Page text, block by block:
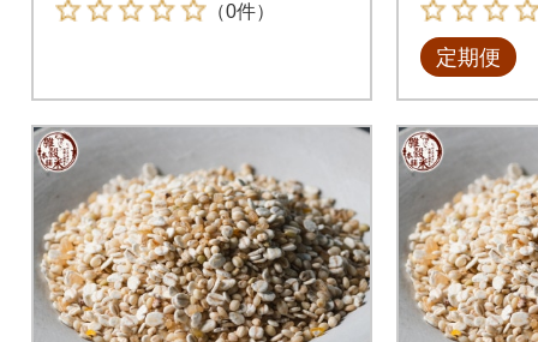
（0件）
定期便